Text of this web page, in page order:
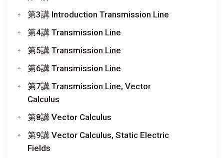
第3講 Introduction Transmission Line
第4講 Transmission Line
第5講 Transmission Line
第6講 Transmission Line
第7講 Transmission Line, Vector
Calculus
第8講 Vector Calculus
第9講 Vector Calculus, Static Electric
Fields